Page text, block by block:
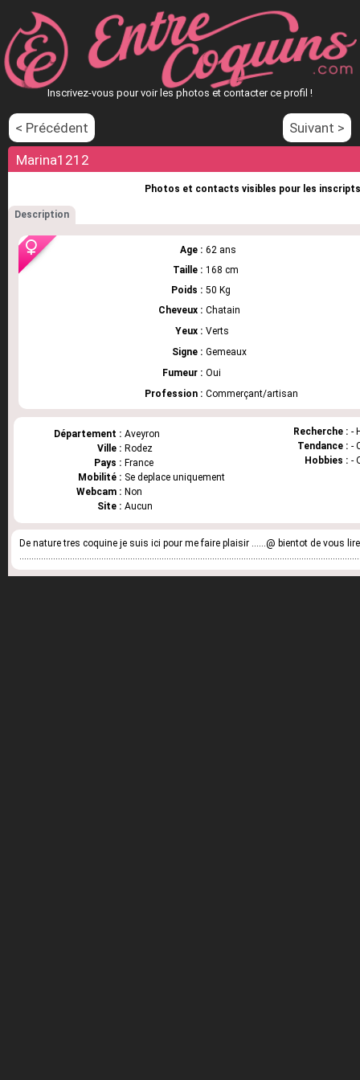
Inscrivez-vous pour voir les photos et contacter ce profil !
< Précédent
Suivant >
Marina1212
Photos et contacts visibles pour les
Description
Age : 62 ans
Taille : 168 cm
Poids : 50 Kg
Cheveux : Chatain
Yeux : Verts
Signe : Gemeaux
Fumeur : Oui
Profession : Commerçant/artisan
Département : Aveyron
Ville : Rodez
Pays : France
Mobilité : Se deplace uniquement
Webcam : Non
Site : Aucun
Recherche : -
Tendance : -
Hobbies : -
De nature tres coquine je suis ici pour me faire plaisir ......@ bientot de vous